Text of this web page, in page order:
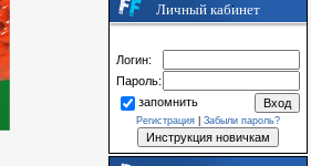
Личный кабинет
Логин:
Пароль:
запомнить
Регистрация Забыли пароль?